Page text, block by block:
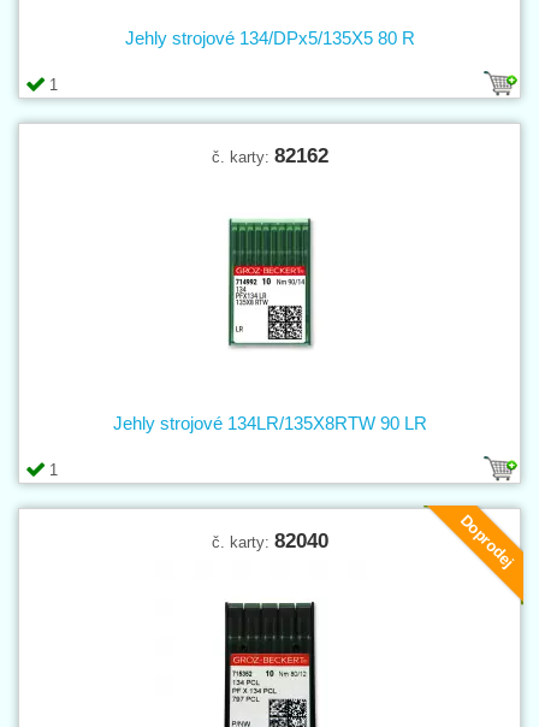
1
Jehly strojové 134/DPx5/135X5 80 R
č. karty: 82162
1
Jehly strojové 134LR/135X8RTW 90 LR
Doprodej
č. karty: 82040